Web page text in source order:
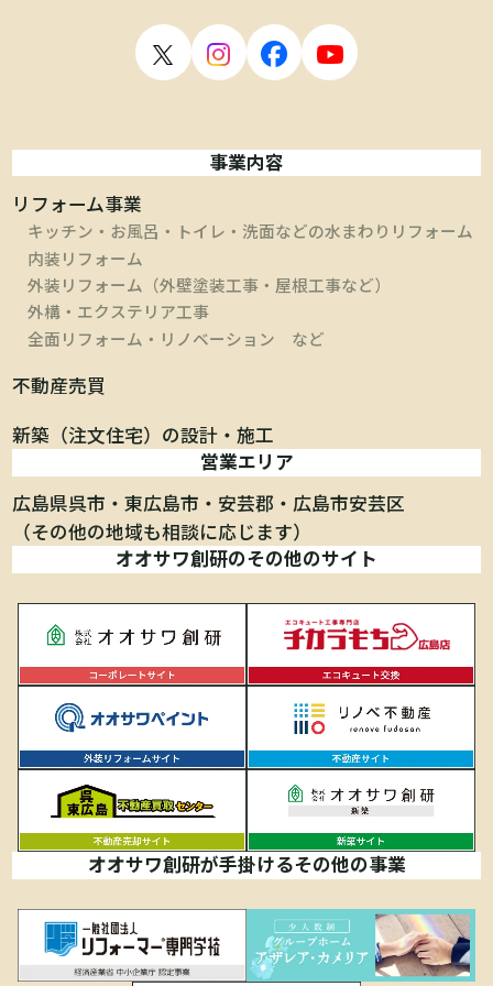
事業内容
リフォーム事業
キッチン・お風呂・トイレ・洗面などの水まわりリフォーム
内装リフォーム
外装リフォーム（外壁塗装工事・屋根工事など）
外構・エクステリア工事
全面リフォーム・リノベーション など
不動産売買
新築（注文住宅）の設計・施工
営業エリア
広島県呉市
東広島市 安芸郡
広島市安芸区
（その他の地域も相談に応じます）
オオサワ創研のその他のサイト
オオサワ創研が手掛けるその他の事業